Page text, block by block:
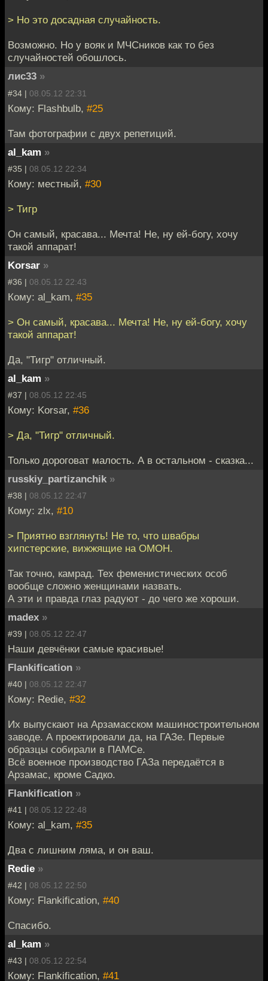
> Но это досадная случайность.
Возможно. Но у вояк и МЧСников как то без
случайностей обошлось.
лис33 »
#34 | 08.05.12 22:31
Кому: Flashbulb, #25
Там фотографии с двух репетиций.
al_kam »
#35 | 08.05.12 22:34
Кому: местный, #30
> Тигр
Он самый, красава... Мечта! Не, ну ей-богу, хочу
такой аппарат!
Korsar »
#36 | 08.05.12 22:43
Кому: al_kam, #35
> Он самый, красава... Мечта! Не, ну ей-богу, хочу
такой аппарат!
Да, "Тигр" отличный.
al_kam »
#37 | 08.05.12 22:45
Кому: Korsar, #36
> Да, "Тигр" отличный.
Только дороговат малость. А в остальном - сказка...
russkiy_partizanchik »
#38 | 08.05.12 22:47
Кому: zlx, #10
> Приятно взглянуть! Не то, что швабры
хипстерские, вижжящие на ОМОН.
Так точно, камрад. Тех феменистических особ
вообще сложно женщинами назвать.
А эти и правда глаз радуют - до чего же хороши.
madex »
#39 | 08.05.12 22:47
Наши девчёнки самые красивые!
Flankification »
#40 | 08.05.12 22:47
Кому: Redie, #32
Их выпускают на Арзамасском машиностроительном
заводе. А проектировали да, на ГАЗе. Первые
образцы собирали в ПАМСе.
Всё военное производство ГАЗа передаётся в
Арзамас, кроме Садко.
Flankification »
#41 | 08.05.12 22:48
Кому: al_kam, #35
Два с лишним ляма, и он ваш.
Redie »
#42 | 08.05.12 22:50
Кому: Flankification, #40
Спасибо.
al_kam »
#43 | 08.05.12 22:54
Кому: Flankification, #41